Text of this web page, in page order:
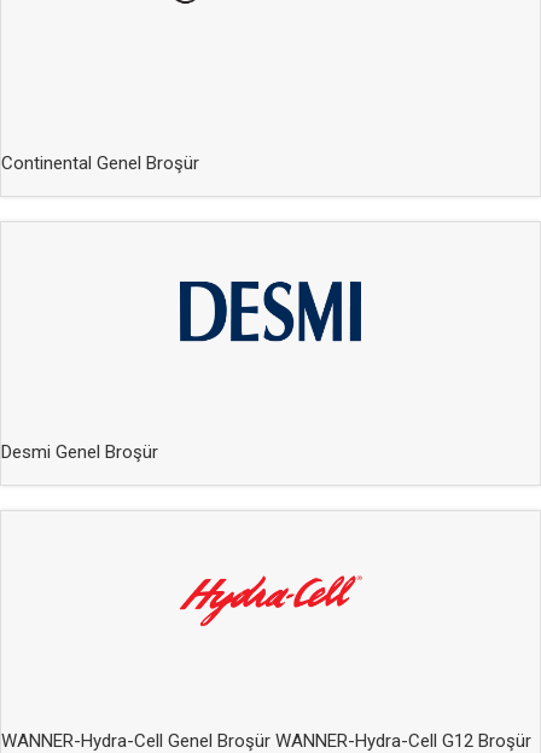
Continental Genel Broşür
Desmi Genel Broşür
WANNER-Hydra-Cell Genel Broşür WANNER-Hydra-Cell G12 Broşür